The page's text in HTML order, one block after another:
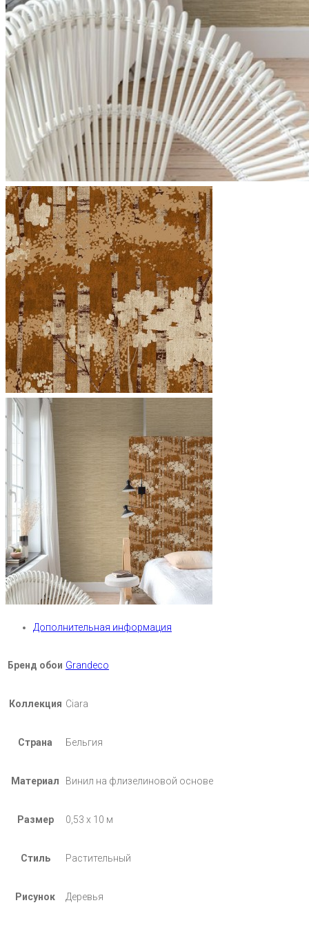
Дополнительная информация
Бренд обои Grandeco
Коллекция Ciara
Страна Бельгия
Материал Винил на флизелиновой основе
Размер 0,53 х 10 м
Стиль Растительный
Рисунок Деревья